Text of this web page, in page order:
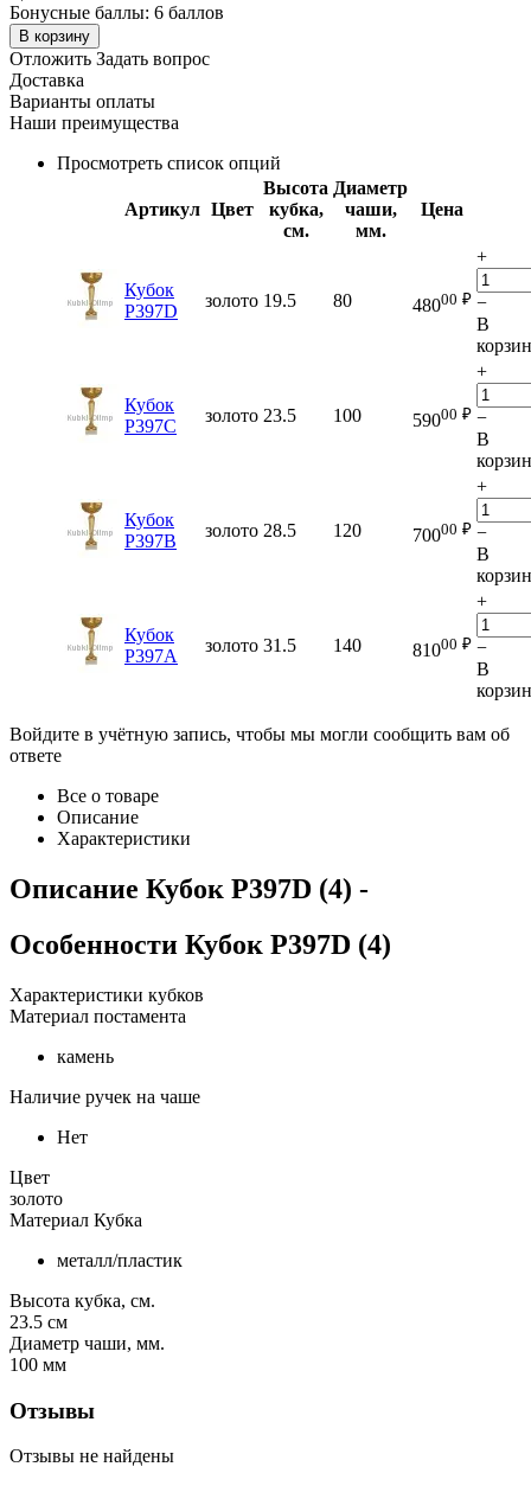
Бонусные баллы: 6 баллов
В корзину
Отложить Задать вопрос
Доставка
Варианты оплаты
Наши преимущества
Просмотреть список опций
Артикул Цвет
Высота
кубка,
см.
Диаметр
чаши,
мм.
Цена
Кубок
P397D
золото 19.5 80 48000 ₽
+
−
В
Кубок
P397C
золото 23.5 100 59000 ₽
+
−
В
Кубок
P397B
золото 28.5 120 70000 ₽
+
−
В
Кубок
P397A
золото 31.5 140 81000 ₽
+
−
В
Войдите в учётную запись, чтобы мы могли сообщить вам об
ответе
Все о товаре
Описание
Характеристики
Описание Кубок P397D (4) -
Особенности Кубок P397D (4)
Характеристики кубков
Материал постамента
камень
Наличие ручек на чаше
Нет
Цвет
золото
Материал Кубка
металл/пластик
Высота кубка, см.
23.5 см
Диаметр чаши, мм.
100 мм
Отзывы
Отзывы не найдены